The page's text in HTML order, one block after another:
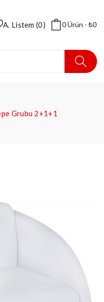
A. Listem (0) 0 Ürün - ₺0
Grubu 2+1+1